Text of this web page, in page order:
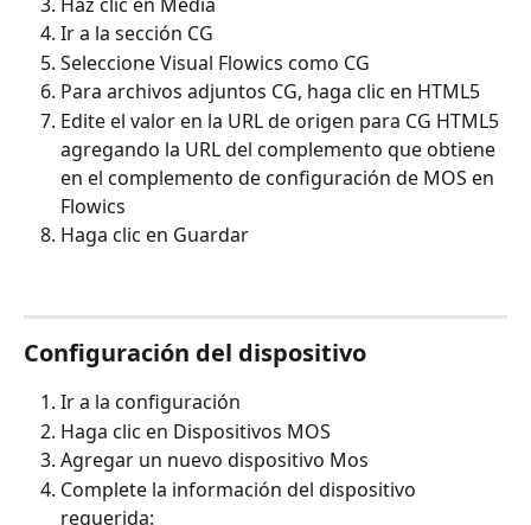
Ir a la sección CG
Seleccione Visual Flowics como CG
Para archivos adjuntos CG, haga clic en HTML5
Edite el valor en la URL de origen para CG HTML5
agregando la URL del complemento que obtiene
en el complemento de configuración de MOS en
Flowics
Haga clic en Guardar
Configuración del dispositivo
Ir a la configuración
Haga clic en Dispositivos MOS
Agregar un nuevo dispositivo Mos
Complete la información del dispositivo
requerida: